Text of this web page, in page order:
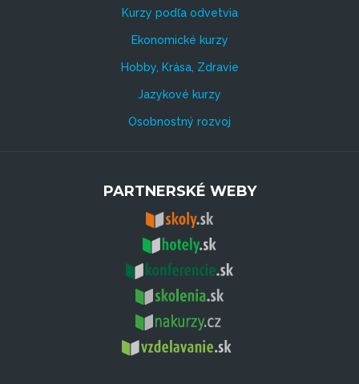
Kurzy podľa odvetvia
Ekonomické kurzy
Hobby, Krása, Zdravie
Jazykové kurzy
Osobnostný rozvoj
PARTNERSKÉ WEBY